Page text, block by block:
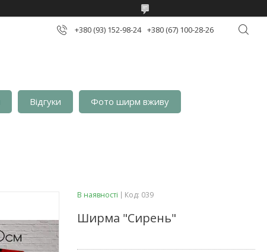
+380 (93) 152-98-24 +380 (67) 100-28-26
Відгуки Фото ширм вживу
В наявності Код: 039
Ширма "Сирень"